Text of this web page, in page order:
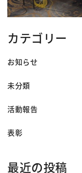
カテゴリー
お知らせ
未分類
活動報告
表彰
最近の投稿